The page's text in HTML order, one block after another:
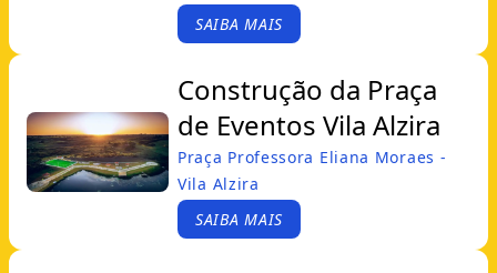
SAIBA MAIS
Construção da Praça
de Eventos Vila Alzira
Praça Professora Eliana Moraes -
Vila Alzira
SAIBA MAIS